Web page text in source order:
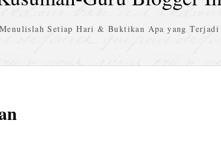
Menulislah Setiap Hari & Buktikan Apa yang Terjadi